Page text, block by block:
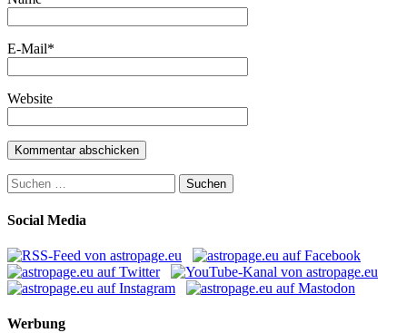
E-Mail*
Website
Suchen
nach:
Social Media
Werbung